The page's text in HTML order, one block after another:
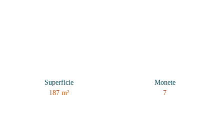
Superficie
187m²
Monete
7